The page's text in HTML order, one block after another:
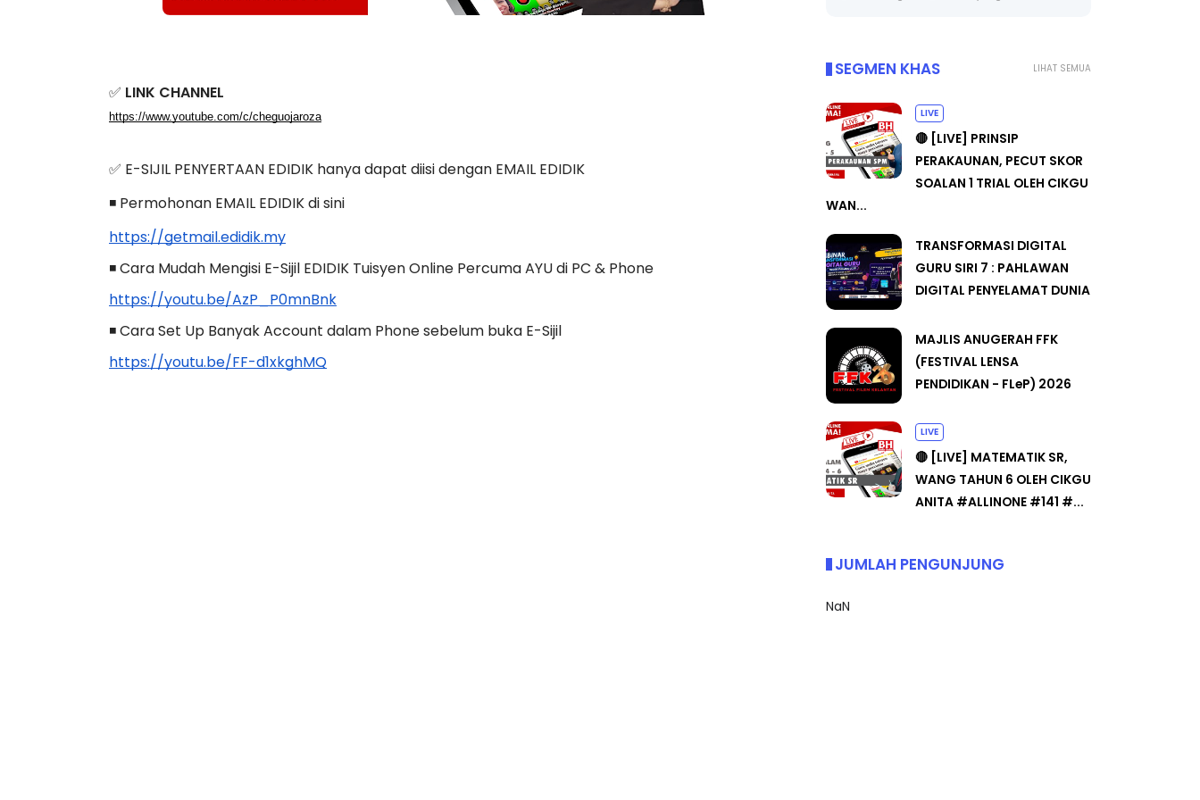
✅ LINK CHANNEL
https://www.youtube.com/c/cheguojaroza
✅ E-SIJIL PENYERTAAN EDIDIK hanya dapat diisi dengan EMAIL EDIDIK
◾ Permohonan EMAIL EDIDIK di sini
https://getmail.edidik.my
◾ Cara Mudah Mengisi E-Sijil EDIDIK Tuisyen Online Percuma AYU di PC & Phone
https://youtu.be/AzP_P0mnBnk
◾ Cara Set Up Banyak Account dalam Phone sebelum buka E-Sijil
https://youtu.be/FF-d1xkghMQ
LIHAT SEMUA
SEGMEN KHAS
LIVE
🔴 [LIVE] PRINSIP
PERAKAUNAN, PECUT SKOR
SOALAN 1 TRIAL OLEH CIKGU
WAN...
TRANSFORMASI DIGITAL
GURU SIRI 7 : PAHLAWAN
DIGITAL PENYELAMAT DUNIA
MAJLIS ANUGERAH FFK
(FESTIVAL LENSA
PENDIDIKAN - FLeP) 2026
LIVE
🔴 [LIVE] MATEMATIK SR,
WANG TAHUN 6 OLEH CIKGU
ANITA #ALLINONE #141 #...
JUMLAH PENGUNJUNG
NaN